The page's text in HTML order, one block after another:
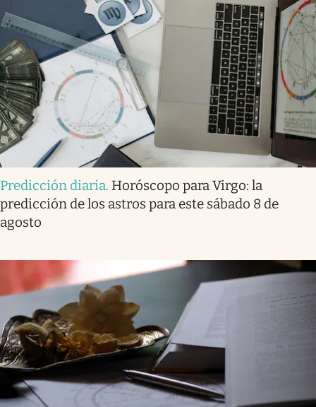
Predicción diaria. Horóscopo para Virgo: la
predicción de los astros para este sábado 8 de
agosto